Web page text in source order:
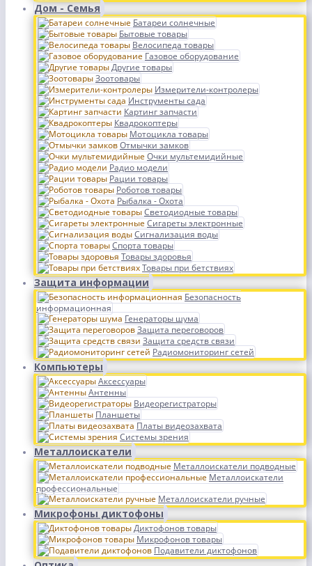
Дом - Семья
Батареи солнечные
Бытовые товары
Велосипеда товары
Газовое оборудование
Другие товары
Зоотовары
Измерители-контролеры
Инструменты сада
Картинг запчасти
Квадрокоптеры
Мотоцикла товары
Отмычки замков
Очки мультемидийные
Радио модели
Рации товары
Роботов товары
Рыбалка - Охота
Светодиодные товары
Сигареты электронные
Сигнализация воды
Спорта товары
Товары здоровья
Товары при бетствиях
Защита информации
Безопасность
информационная
Генераторы шума
Защита переговоров
Защита средств связи
Радиомониторинг сетей
Компьютеры
Аксессуары
Антенны
Видеорегистраторы
Планшеты
Платы видеозахвата
Системы зрения
Металлоискатели
Металлоискатели подводные
Металлоискатели
профессиональные
Металлоискатели ручные
Микрофоны диктофоны
Диктофонов товары
Микрофонов товары
Подавители диктофонов